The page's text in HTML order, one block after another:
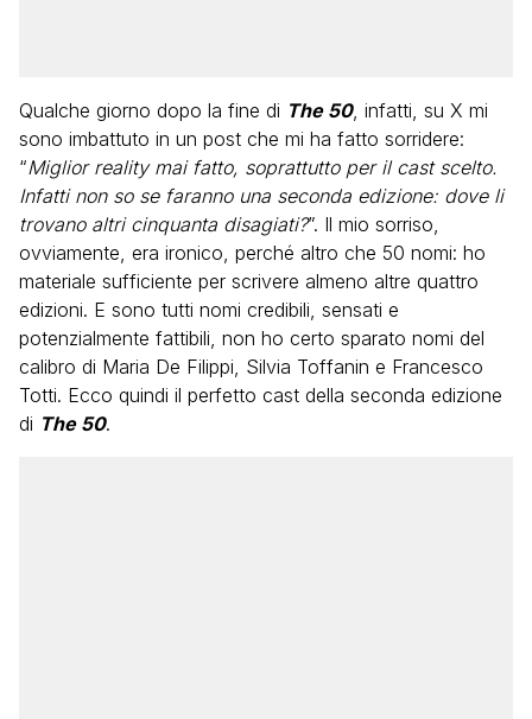
Qualche giorno dopo la fine di The 50, infatti, su X mi
sono imbattuto in un post che mi ha fatto sorridere:
“Miglior reality mai fatto, soprattutto per il cast scelto.
Infatti non so se faranno una seconda edizione: dove li
trovano altri cinquanta disagiati?”. Il mio sorriso,
ovviamente, era ironico, perché altro che 50 nomi: ho
materiale sufficiente per scrivere almeno altre quattro
edizioni. E sono tutti nomi credibili, sensati e
potenzialmente fattibili, non ho certo sparato nomi del
calibro di Maria De Filippi, Silvia Toffanin e Francesco
Totti. Ecco quindi il perfetto cast della seconda edizione
di The 50.